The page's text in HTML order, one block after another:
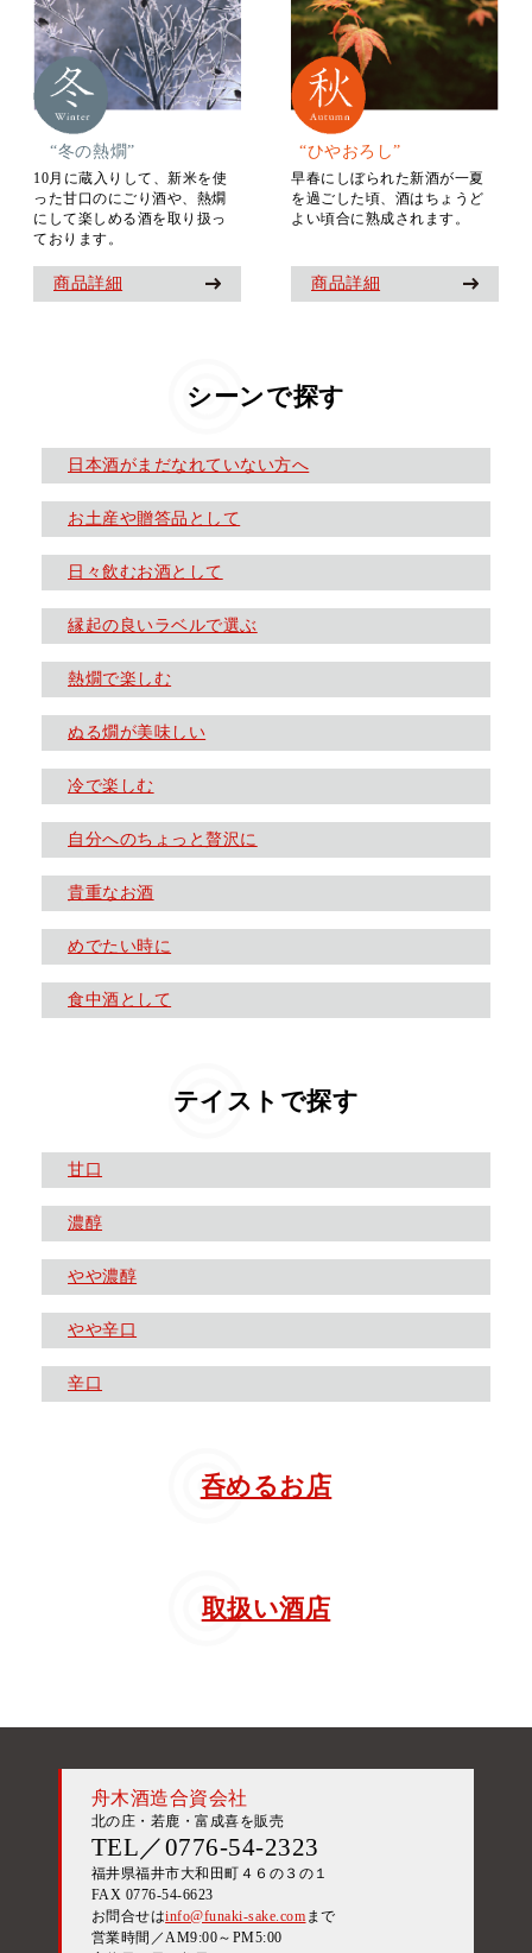
“ひやおろし”
早春にしぼられた新酒が一夏
を過ごした頃、酒はちょうど
よい頃合に熟成されます。
商品詳細
“冬の熱燗”
10月に蔵入りして、新米を使
った甘口のにごり酒や、熱燗
にして楽しめる酒を取り扱っ
ております。
商品詳細
シーンで探す
日本酒がまだなれていない方へ
お土産や贈答品として
日々飲むお酒として
縁起の良いラベルで選ぶ
熱燗で楽しむ
ぬる燗が美味しい
冷で楽しむ
自分へのちょっと贅沢に
貴重なお酒
めでたい時に
食中酒として
テイストで探す
甘口
濃醇
やや濃醇
やや辛口
辛口
呑めるお店
取扱い酒店
舟木酒造合資会社
北の庄・若鹿・富成喜を販売
TEL／0776-54-2323
福井県福井市大和田町４６の３の１
FAX 0776-54-6623
お問合せはinfo@funaki-sake.com まで
営業時間／AM9:00～PM5:00